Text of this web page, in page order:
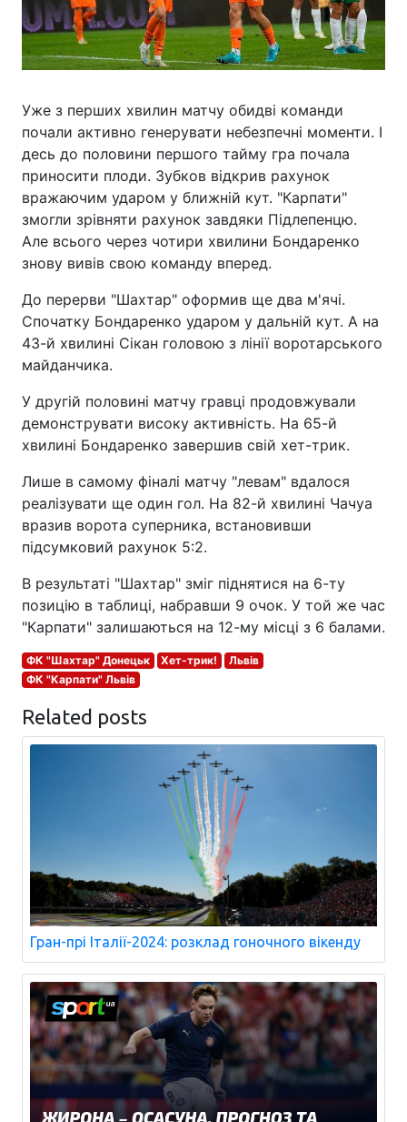
Уже з перших хвилин матчу обидві команди
почали активно генерувати небезпечні моменти. І
десь до половини першого тайму гра почала
приносити плоди. Зубков відкрив рахунок
вражаючим ударом у ближній кут. "Карпати"
змогли зрівняти рахунок завдяки Підлепенцю.
Але всього через чотири хвилини Бондаренко
знову вивів свою команду вперед.
До перерви "Шахтар" оформив ще два м'ячі.
Спочатку Бондаренко ударом у дальній кут. А на
43-й хвилині Сікан головою з лінії воротарського
майданчика.
У другій половині матчу гравці продовжували
демонструвати високу активність. На 65-й
хвилині Бондаренко завершив свій хет-трик.
Лише в самому фіналі матчу "левам" вдалося
реалізувати ще один гол. На 82-й хвилині Чачуа
вразив ворота суперника, встановивши
підсумковий рахунок 5:2.
В результаті "Шахтар" зміг піднятися на 6-ту
позицію в таблиці, набравши 9 очок. У той же час
"Карпати" залишаються на 12-му місці з 6 балами.
ФК "Шахтар" Донецьк Хет-трик!
Львів
ФК "Карпати" Львів
Related posts
Гран-прі Італії-2024: розклад гоночного вікенду